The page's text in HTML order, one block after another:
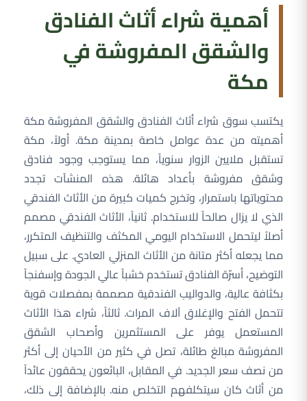
أهمية شراء أثاث الفنادق
والشقق المفروشة في
مكة
يكتسب سوق شراء أثاث الفنادق والشقق المفروشة مكة
أهميته من عدة عوامل خاصة بمدينة مكة. أولاً، مكة
تستقبل ملايين الزوار سنوياً، مما يستوجب وجود فنادق
وشقق مفروشة بأعداد هائلة. هذه المنشآت تجدد
محتوياتها باستمرار، وتخرج كميات كبيرة من الأثاث الفندقي
الذي لا يزال صالحاً للاستخدام. ثانياً، الأثاث الفندقي مصمم
أصلاً ليتحمل الاستخدام اليومي المكثف والتنظيف المتكرر،
مما يجعله أكثر متانة من الأثاث المنزلي العادي. على سبيل
التوضيح، أسرّة الفنادق تستخدم خشباً عالي الجودة وإسفنجاً
بكثافة عالية، والدواليب الفندقية مصممة بمفصلات قوية
تتحمل الفتح والإغلاق آلاف المرات. ثالثاً، شراء هذا الأثاث
المستعمل يوفر على المستثمرين وأصحاب الشقق
المفروشة مبالغ طائلة، تصل في كثير من الأحيان إلى أكثر
من نصف سعر الجديد. في المقابل، البائعون يحققون عائداً
من أثاث كان سيتكلفهم التخلص منه. بالإضافة إلى ذلك،